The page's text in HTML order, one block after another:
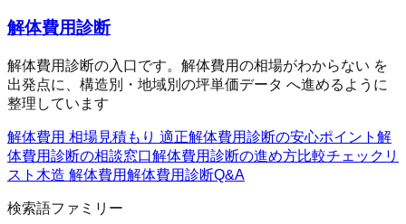
解体費用診断
解体費用診断の入口です。解体費用の相場がわからない を
出発点に、構造別・地域別の坪単価データ へ進めるように
整理しています
解体費用 相場見積もり 適正解体費用診断の安心ポイント 解
体費用診断の相談窓口解体費用診断の進め方比較チェックリ
スト 木造 解体費用解体費用診断Q&A
検索語ファミリー